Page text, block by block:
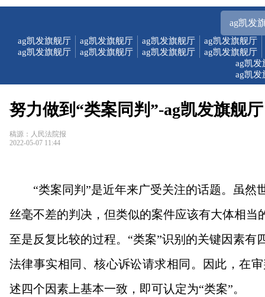
ag凯发
ag凯发旗舰厅
ag凯发旗舰厅
ag凯发旗舰厅
ag凯发旗舰厅
ag凯发旗舰厅
ag凯发旗舰厅
ag凯发旗舰厅
ag凯发旗舰厅
ag凯发
ag凯发
努力做到“类案同判”-ag凯发旗舰厅
稿源：人民法院报
2022-05-07 11:44
“类案同判”是近年来广受关注的话题。虽
丝毫不差的判决，但类似的案件应该有大体相
至是反复比较的过程。“类案”识别的关键因素
法律事实相同、核心诉讼请求相同。因此，在
述四个因素上基本一致，即可认定为“类案”。